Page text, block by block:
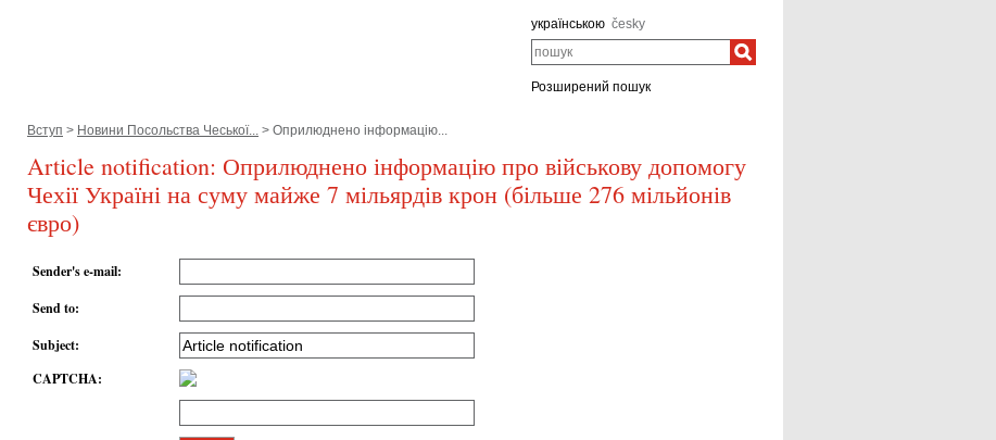
українською česky
пошук
Розширений пошук
Вступ > Новини Посольствa Чеської... > Оприлюднено інформацію...
Article notification: Оприлюднено інформацію про військову допомогу
Чехії Україні на суму майже 7 мільярдів крон (більше 276 мільйонів
євро)
Sender's e-mail:
Send to:
Subject:
CAPTCHA: